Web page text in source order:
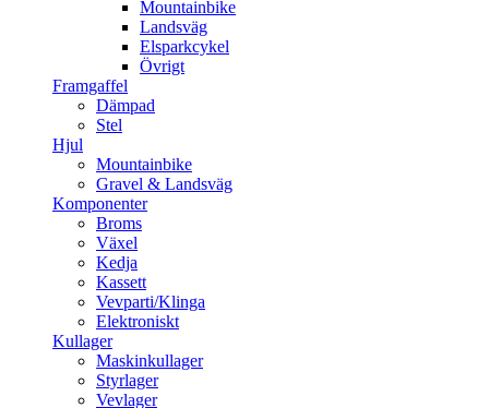
Mountainbike
Landsväg
Elsparkcykel
Övrigt
Framgaffel
Dämpad
Stel
Hjul
Mountainbike
Gravel & Landsväg
Komponenter
Broms
Växel
Kedja
Kassett
Vevparti/Klinga
Elektroniskt
Kullager
Maskinkullager
Styrlager
Vevlager